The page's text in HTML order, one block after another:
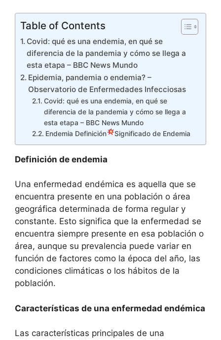
Table of Contents
Covid: qué es una endemia, en qué se
diferencia de la pandemia y cómo se llega a
esta etapa – BBC News Mundo
Epidemia, pandemia o endemia? –
Observatorio de Enfermedades Infecciosas
Covid: qué es una endemia, en qué se
diferencia de la pandemia y cómo se llega a
esta etapa – BBC News Mundo
Endemia Definición
Significado de Endemia
Definición de endemia
Una enfermedad endémica es aquella que se
encuentra presente en una población o área
geográfica determinada de forma regular y
constante. Esto significa que la enfermedad se
encuentra siempre presente en esa población o
área, aunque su prevalencia puede variar en
función de factores como la época del año, las
condiciones climáticas o los hábitos de la
población.
Características de una enfermedad endémica
Las características principales de una